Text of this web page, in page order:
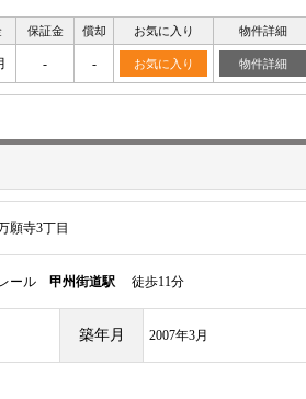
保証金 償却 お気に入り 物件詳細
- - お気に入り 物件詳細
願寺3丁目
ール 甲州街道駅 徒歩11分
築年月 2007年3月